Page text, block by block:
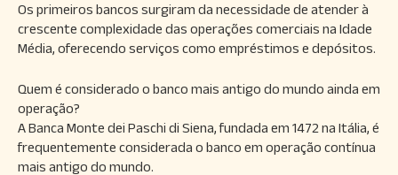
Os primeiros bancos surgiram da necessidade de atender à
crescente complexidade das operações comerciais na Idade
Média, oferecendo serviços como empréstimos e depósitos.
Quem é considerado o banco mais antigo do mundo ainda em
operação?
A Banca Monte dei Paschi di Siena, fundada em 1472 na Itália, é
frequentemente considerada o banco em operação contínua
mais antigo do mundo.